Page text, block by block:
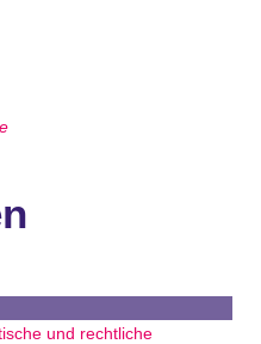
und rechtliche